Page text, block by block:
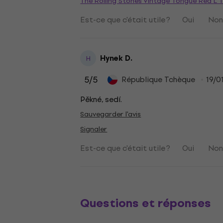
Est-ce que c'était utile ? Oui Non
H Hynek D.
5/5 République Tchèque
19/
Pěkné, sedí.
Sauvegarder l'avis
Signaler
Est-ce que c'était utile ? Oui Non
Questions et réponses